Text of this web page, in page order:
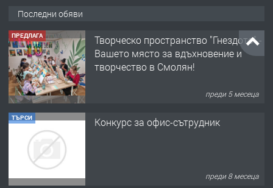
Последни обяви
ПРЕДЛАГА
Творческо пространство "Гнездото" -
Вашето място за вдъхновение и
творчество в Смолян!
преди 5 месеца
ТЪРСИ Конкурс за офис-сътрудник
преди 8 месеца